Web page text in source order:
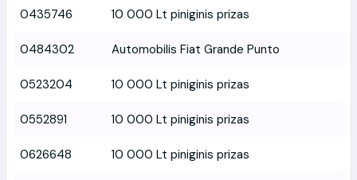
0435746 10 000 Lt piniginis prizas
0484302 Automobilis Fiat Grande Punto
0523204 10 000 Lt piniginis prizas
0552891 10 000 Lt piniginis prizas
0626648 10 000 Lt piniginis prizas